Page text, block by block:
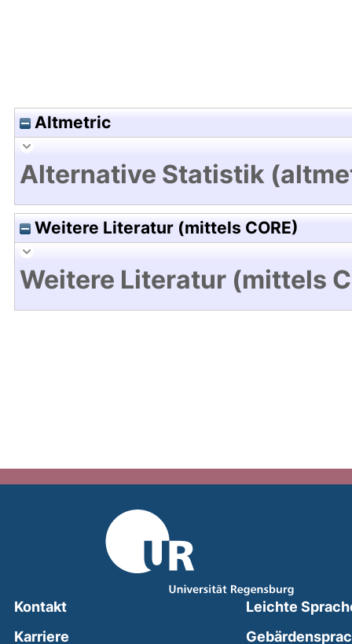
Altmetric
Alternative Statistik
Weitere Literatur (mittels CORE)
Weitere Literatur (mittels
Kontakt
Karriere
Leichte